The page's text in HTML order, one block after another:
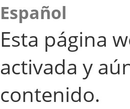
Español
Esta página
activada y
contenido.